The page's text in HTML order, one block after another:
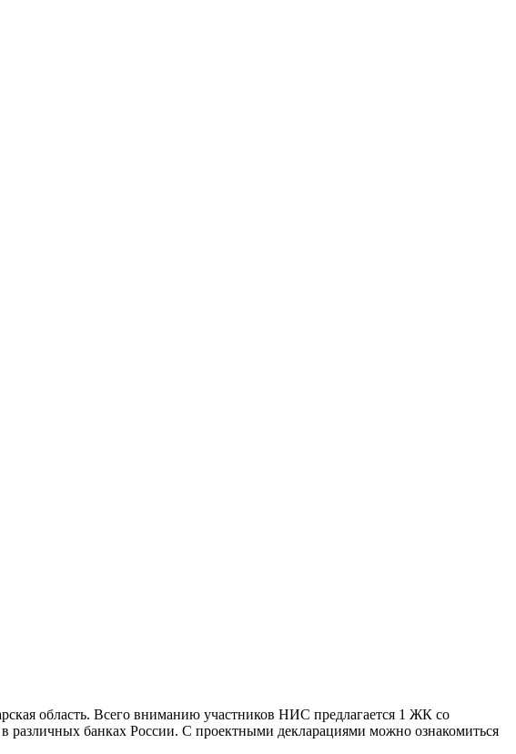
область. Всего вниманию участников НИС предлагается 1 ЖК со
банках России. С проектными декларациями можно ознакомиться